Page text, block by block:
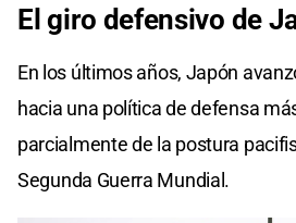
El giro defensivo de
En los últimos años, Japón
hacia una política de defensa
parcialmente de la postura
Segunda Guerra Mundial.